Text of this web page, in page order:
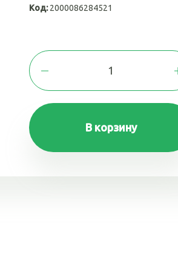
Код:2000086284521
В корзину